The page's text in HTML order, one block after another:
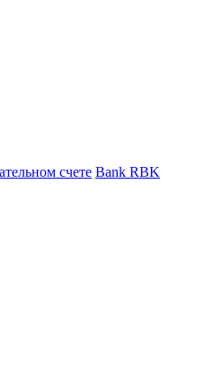
счете Bank RBK